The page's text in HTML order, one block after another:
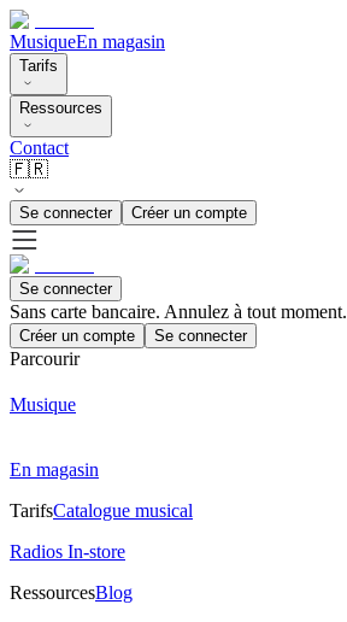
MusiqueEn magasin
Tarifs
Ressources
Contact
🇫🇷
Se connecter Créer un compte
Se connecter
Sans carte bancaire. Annulez à tout moment.
Créer un compte Se connecter
Parcourir
Musique
En magasin
TarifsCatalogue musical
Radios In-store
RessourcesBlog